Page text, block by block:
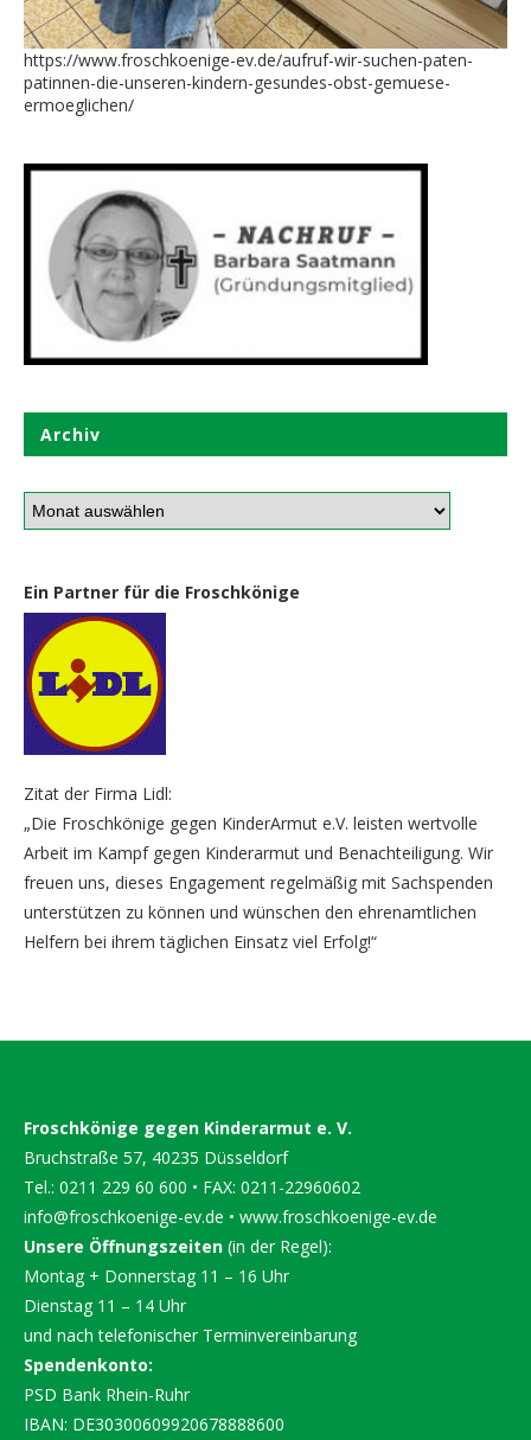
https://www.froschkoenige-ev.de/aufruf-wir-suchen-paten-
patinnen-die-unseren-kindern-gesundes-obst-gemuese-
ermoeglichen/
Archiv
Ein Partner für die Froschkönige
Zitat der Firma Lidl:
„Die Froschkönige gegen KinderArmut e.V. leisten wertvolle
Arbeit im Kampf gegen Kinderarmut und Benachteiligung. Wir
freuen uns, dieses Engagement regelmäßig mit Sachspenden
unterstützen zu können und wünschen den ehrenamtlichen
Helfern bei ihrem täglichen Einsatz viel Erfolg!“
Froschkönige gegen Kinderarmut e. V.
Bruchstraße 57, 40235 Düsseldorf
Tel.: 0211 229 60 600 • FAX: 0211-22960602
info@froschkoenige-ev.de • www.froschkoenige-ev.de
Unsere Öffnungszeiten (in der Regel):
Montag + Donnerstag 11 – 16 Uhr
Dienstag 11 – 14 Uhr
und nach telefonischer Terminvereinbarung
Spendenkonto:
PSD Bank Rhein-Ruhr
IBAN: DE30300609920678888600